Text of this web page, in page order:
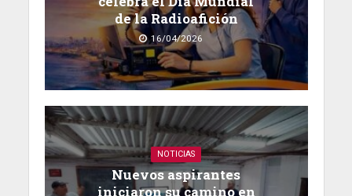
de la Radioafición
16/04/2026
NOTICIAS
Nuevos aspirantes
iniciaron su camino en